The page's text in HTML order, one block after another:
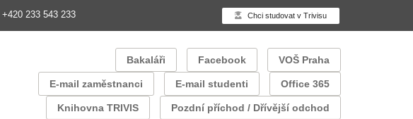
+420 233 543 233 Chci studovat v Trivisu
Bakaláři Facebook VOŠ Praha
E-mail zaměstnanci E-mail studenti Office 365
Knihovna TRIVIS Pozdní příchod / Dřívější odchod